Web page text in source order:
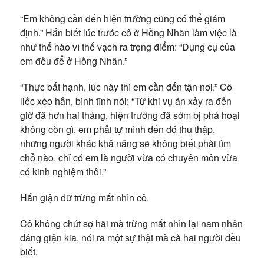
“Em không cần đến hiện trường cũng có thể giám
định.” Hắn biết lúc trước cô ở Hồng Nhãn làm việc là
như thế nào vì thế vạch ra trọng điểm: “Dụng cụ của
em đều để ở Hồng Nhãn.”
“Thực bất hạnh, lúc này thì em cần đến tận nơi.” Cô
liếc xéo hắn, bình tĩnh nói: “Từ khi vụ án xảy ra đến
giờ đã hơn hai tháng, hiện trường đã sớm bị phá hoại
không còn gì, em phải tự mình đến đó thu thập,
những người khác khả năng sẽ không biết phải tìm
chỗ nào, chỉ có em là người vừa có chuyên môn vừa
có kinh nghiệm thôi.”
Hắn giận dữ trừng mắt nhìn cô.
Cô không chút sợ hãi mà trừng mắt nhìn lại nam nhân
đáng giận kia, nói ra một sự thật mà cả hai người đều
biết.